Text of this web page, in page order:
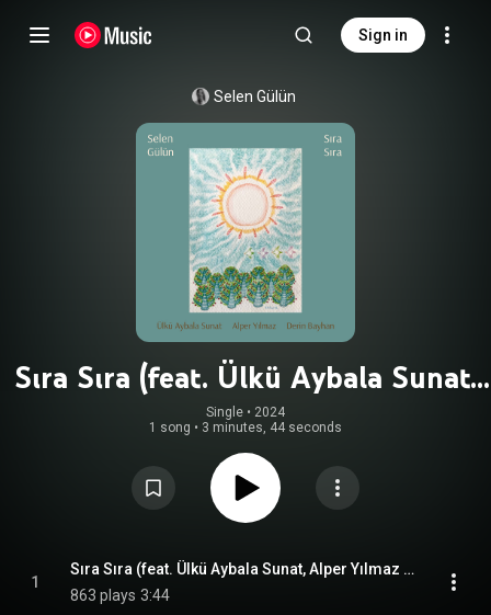
Sign in
Selen Gülün
Sıra Sıra (feat. Ülkü Aybala Sunat,
Alper Yılmaz & Derin Bayhan)
Single • 2024
1 song • 3 minutes, 44 seconds
1
Sıra Sıra (feat. Ülkü Aybala Sunat, Alper Yılmaz & Derin Bayhan)
863 plays 3:44